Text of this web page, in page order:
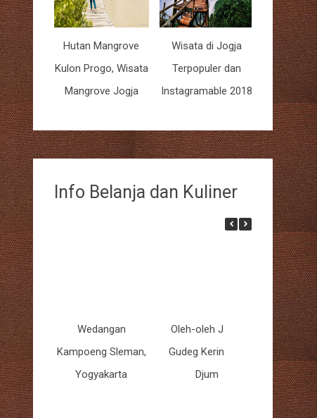
Hutan Mangrove
Kulon Progo, Wisata
Mangrove Jogja
Wisata di Jogja
Terpopuler dan
Instagramable 2018
7
di
Info Belanja dan Kuliner
Wedangan
Kampoeng Sleman,
Yogyakarta
Oleh-oleh Jogja
Gudeg Kering Yu
Djum
Restoran